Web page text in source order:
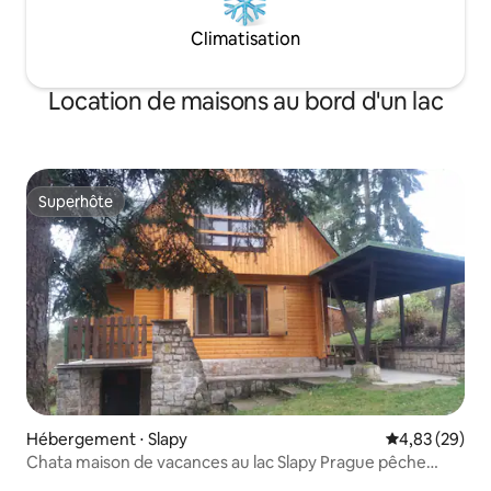
Climatisation
Location de maisons au bord d'un lac
Superhôte
Superhôte
Hébergement ⋅ Slapy Évaluation
4,83 (29)
Chata maison de vacances au lac Slapy Prague pêche